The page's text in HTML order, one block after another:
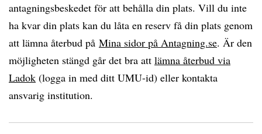
antagningsbeskedet för att behålla din plats. Vill du inte
ha kvar din plats kan du låta en reserv få din plats genom
att lämna återbud på Mina sidor på Antagning.se. Är den
möjligheten stängd går det bra att lämna återbud via
Ladok (logga in med ditt UMU-id) eller kontakta
ansvarig institution.